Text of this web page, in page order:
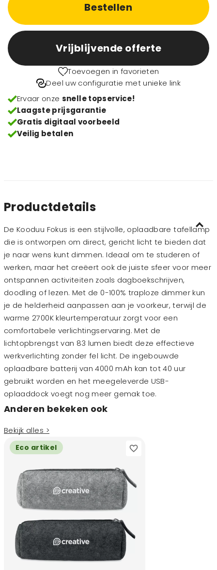
Bestellen
Vrijblijvende offerte
Toevoegen in favorieten
Deel uw configuratie met unieke link
Ervaar onze snelle topservice!
Laagste prijsgarantie
Gratis digitaal voorbeeld
Veilig betalen
Productdetails
De Kooduu Fokus is een stijlvolle, oplaadbare tafellamp
die is ontworpen om direct, gericht licht te bieden dat
je naar wens kunt dimmen. Ideaal om te studeren of
werken, maar het creëert ook de juiste sfeer voor meer
ontspannen activiteiten zoals dagboekschrijven,
doodling of lezen. Met de 0-100% traploze dimmer kun
je de helderheid aanpassen aan je voorkeur, terwijl de
warme 2700K kleurtemperatuur zorgt voor een
comfortabele verlichtingservaring. Met de
lichtopbrengst van 83 lumen biedt deze effectieve
werkverlichting zonder fel licht. De ingebouwde
oplaadbare batterij van 4000 mAh kan tot 40 uur
gebruikt worden en het meegeleverde USB-
oplaaddock voegt nog meer gemak toe.
Anderen bekeken ook
Bekijk alles >
Eco artikel